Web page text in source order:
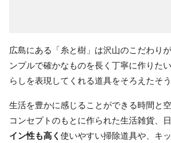
広島にある「糸と樹」は沢山のこだわり
ンプルで確かなものを長く丁寧に作りた
らしを表現してくれる道具をそろえたそう
生活を豊かに感じることができる時間と
コンセプトのもとに作られた生活雑貨、
イン性も高く 使いやすい掃除道具や、キ